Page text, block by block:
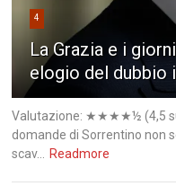
4
La Grazia e i
elogio del dubbio
Valutazione: ★★★★½ (4,5
domande di Sorrentino non
scav...
Readmore